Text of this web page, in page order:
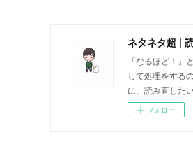
ネタネタ超 |
「なるほど！
して処理をする
に、読み直した
フォロー